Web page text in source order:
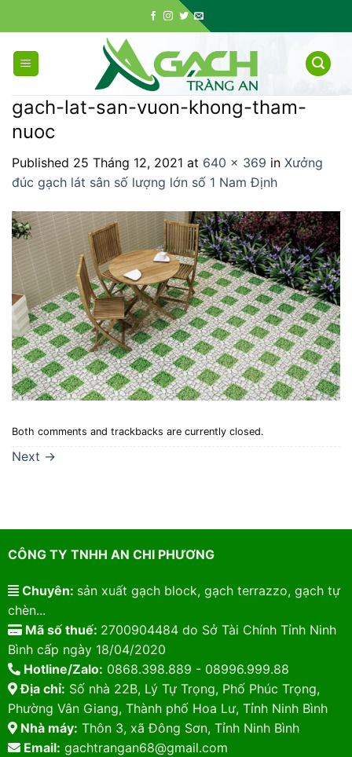
to
content
gach-lat-san-vuon-khong-tham-
nuoc
Published 25 Tháng 12, 2021 at 640 × 369 in Xưởng
đúc gạch lát sân số lượng lớn số 1 Nam Định
Both comments and trackbacks are currently closed.
Next →
CÔNG TY TNHH AN CHI PHƯƠNG
Chuyên: sản xuất gạch block, gạch terrazzo, gạch tự
chèn...
Mã số thuế: 2700904484 do Sở Tài Chính Tỉnh Ninh
Bình cấp ngày 18/04/2020
Hotline/Zalo: 0868.398.889 - 08996.999.88
Địa chỉ: Số nhà 22B, Lý Tự Trọng, Phố Phúc Trọng,
Phường Vân Giang, Thành phố Hoa Lư, Tỉnh Ninh Bình
Nhà máy: Thôn 3, xã Đông Sơn, Tỉnh Ninh Bình
Email: gachtrangan68@gmail.com